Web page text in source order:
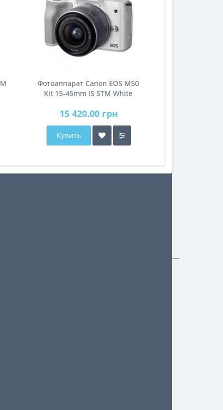
Фотоаппарат Canon EOS M50
Kit 15-45mm IS STM White
15 420.00 грн
Купить